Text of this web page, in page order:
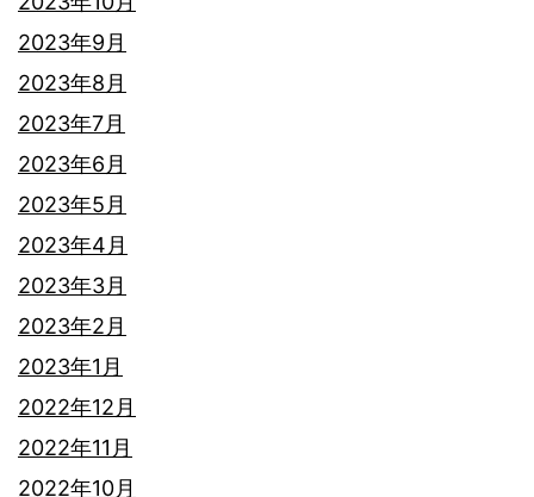
2023年9月
2023年8月
2023年7月
2023年6月
2023年5月
2023年4月
2023年3月
2023年2月
2023年1月
2022年12月
2022年11月
2022年10月